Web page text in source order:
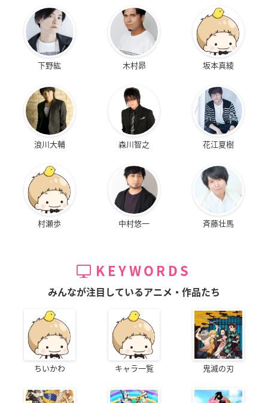
下野紘 木村昴 坂本真綾
浪川大輔 森川智之 花江夏樹
村瀬歩 中村悠一 斉藤壮馬
KEYWORDS
みんなが注目しているアニメ・作品たち
ちいかわ キャラ一覧 鬼滅の刃